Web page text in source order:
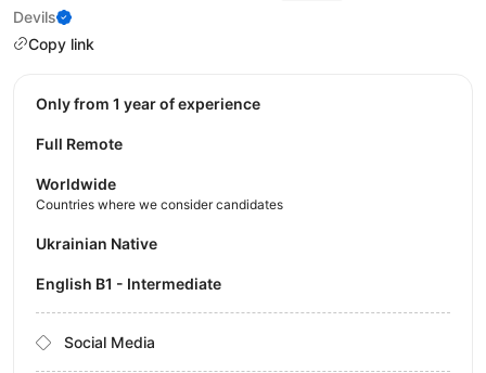
Devils
Copy link
Only from 1 year of experience
Full Remote
Worldwide
Countries where we consider candidates
Ukrainian Native
English B1 - Intermediate
Social Media